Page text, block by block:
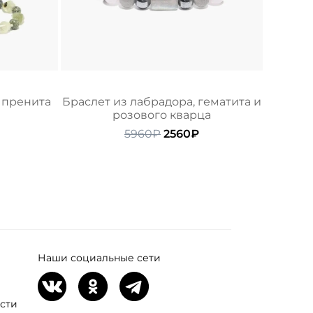
Браслет из лабрадора, гематита и
розового кварца
5960₽ Первоначальная
2560₽Текущая
Наши социальные сети